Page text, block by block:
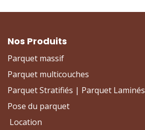
Nos Produits
Parquet massif
Parquet multicouches
Parquet Stratifiés | Parquet Laminés
Pose du parquet
Location